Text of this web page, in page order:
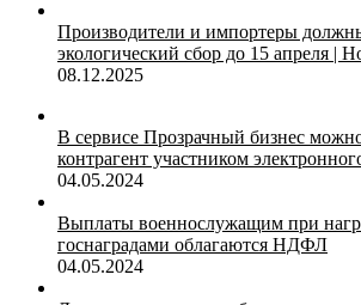
Производители и импортеры
экологический сбор до 15 апреля |
08.12.2025
В сервисе Прозрачный бизнес можно
контрагент участником
04.05.2024
Выплаты военнослужащим при
госнаградами облагаются НДФЛ
04.05.2024